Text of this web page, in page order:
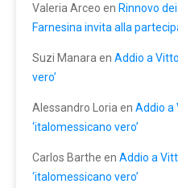
Valeria Arceo en Rinnovo
Farnesina invita alla
Suzi Manara en Addio a
vero’
Alessandro Loria en Addio a
‘italomessicano vero’
Carlos Barthe en Addio a
‘italomessicano vero’